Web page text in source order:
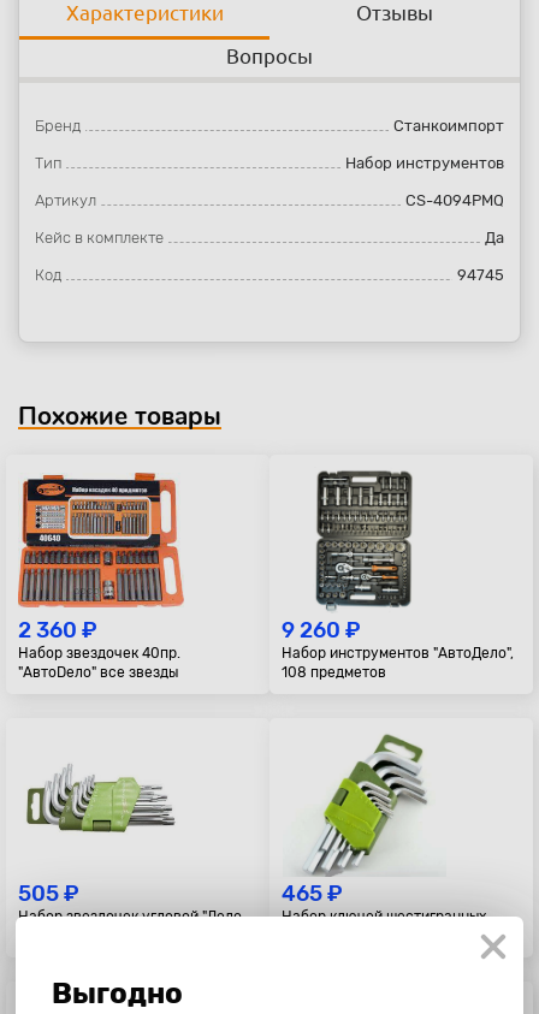
Характеристики
Отзывы
Вопросы
Бренд Станкоимпорт
Тип Набор инструментов
Артикул CS-4094PMQ
Кейс в комплекте Да
Код 94745
Похожие товары
2 360 ₽
Набор звездочек 40пр.
"АвтоDело" все звезды
9 260 ₽
Набор инструментов "АвтоДело",
108 предметов
505 ₽
Набор звездочек угловой "Дело
465 ₽
Набор ключей шестигранных
Выгодно